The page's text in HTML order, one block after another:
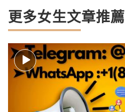
更多女生文章推薦